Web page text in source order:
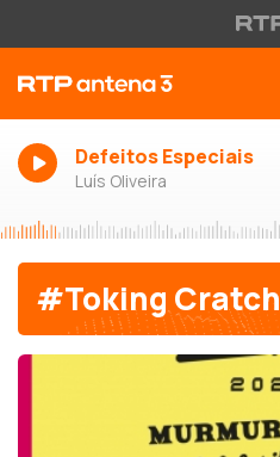
Defeitos Especiais
Luís Oliveira
#Toking Cratch